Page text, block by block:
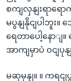
စကျလှနျးရာရ
မပွနျနိုငျပါဘူး။
ရေတာပေါ့နောျ။
အာကျမှာပဲ ဝငျပု
မဆုမှနျ။ ။ ကရင